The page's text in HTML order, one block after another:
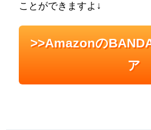
ことができますよ↓
>>Amazonの
ア